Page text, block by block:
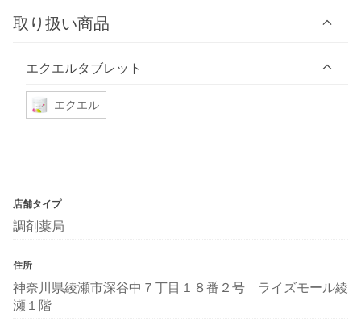
取り扱い商品
エクエルタブレット
エクエル
店舗タイプ
調剤薬局
住所
神奈川県綾瀬市深谷中７丁目１８番２号 ライズモール綾
瀬１階